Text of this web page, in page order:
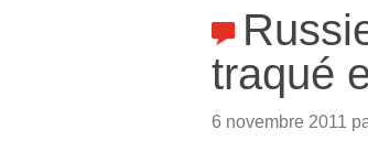
traqué
6 novembre 2011